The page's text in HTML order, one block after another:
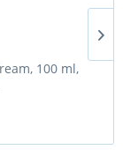
100 ml,